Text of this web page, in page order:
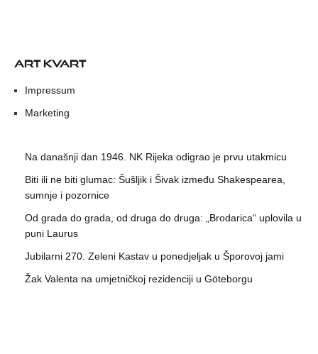
ART KVART
Impressum
Marketing
Na današnji dan 1946. NK Rijeka odigrao je prvu utakmicu
Biti ili ne biti glumac: Šušljik i Šivak između Shakespearea,
sumnje i pozornice
Od grada do grada, od druga do druga: „Brodarica“ uplovila u
puni Laurus
Jubilarni 270. Zeleni Kastav u ponedjeljak u Šporovoj jami
Žak Valenta na umjetničkoj rezidenciji u Göteborgu